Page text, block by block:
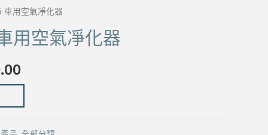
用空氣凈化器
用空氣凈化器
Current